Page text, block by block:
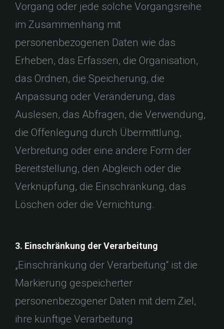
Vorgang oder jede solche Vorgangsreihe
im Zusammenhang mit
personenbezogenen Daten wie das
Erheben, das Erfassen, die Organisation,
das Ordnen, die Speicherung, die
Anpassung oder Veränderung, das
Auslesen, das Abfragen, die Verwendung,
die Offenlegung durch Übermittlung,
Verbreitung oder eine andere Form der
Bereitstellung, den Abgleich oder die
Verknüpfung, die Einschränkung, das
Löschen oder die Vernichtung.
3. Einschränkung der Verarbeitung
„Einschränkung der Verarbeitung“ ist die
Markierung gespeicherter
personenbezogener Daten mit dem Ziel,
ihre künftige Verarbeitung